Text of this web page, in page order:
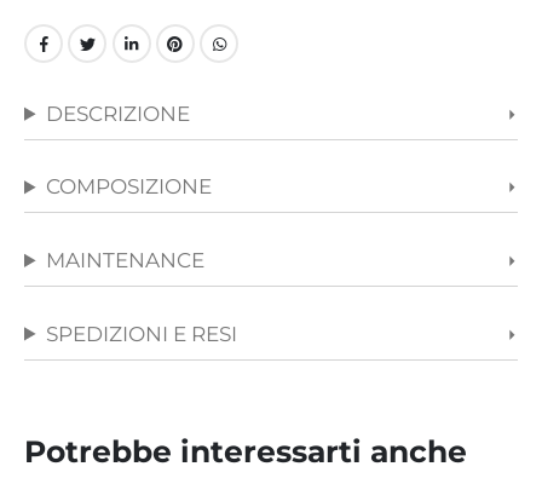
DESCRIZIONE
COMPOSIZIONE
MAINTENANCE
SPEDIZIONI E RESI
Potrebbe interessarti anche